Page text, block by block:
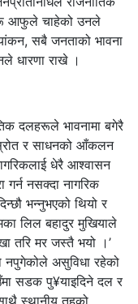
आफुले चाहेको उनले
सबै जनताको भावना
धारणा राखे ।
दलहरूले भावनामा बगेरै
र साधनको आँकलन
धेरै आश्वासन
गर्न नसक्दा नागरिक
भन्नुभएको थियो र
लिल बहादुर मुखियाले
तरि मर जस्तै भयो ।’
नपुगेकोले असुविधा रहेको
सडक पु¥याइदिने दल र
स्थानीय तहको